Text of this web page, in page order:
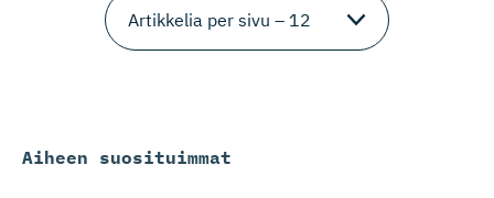
Aiheen suosituimmat